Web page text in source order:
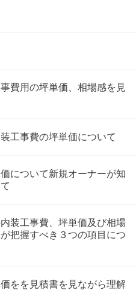
費用の坪単価、相場感を見
工事費の坪単価について
について新規オーナーが知
装工事費、坪単価及び相場
把握すべき３つの項目につ
をを見積書を見ながら理解